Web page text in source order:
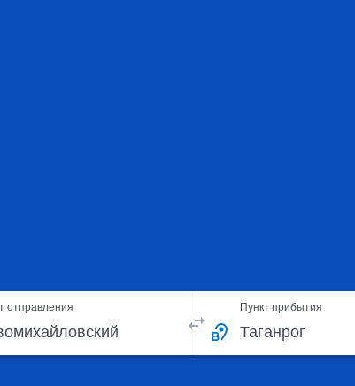
отправления Пункт прибытия